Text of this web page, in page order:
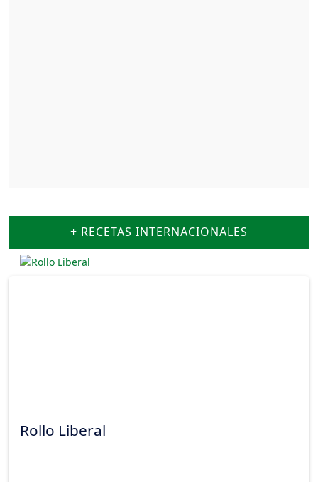
+ RECETAS INTERNACIONALES
Rollo Liberal